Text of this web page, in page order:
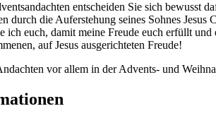
entscheiden Sie sich bewusst
durch die Auferstehung seines Sohnes Jesus
ich euch, damit meine Freude euch erfüllt
auf Jesus ausgerichteten Freude!
vor allem in der Advents- und